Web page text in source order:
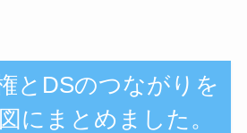
とDSのつながりを
にまとめました。